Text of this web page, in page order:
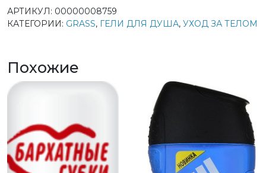
АРТИКУЛ: 00000008759
КАТЕГОРИИ: GRASS, ГЕЛИ ДЛЯ ДУША, УХОД ЗА ТЕЛОМ
Похожие